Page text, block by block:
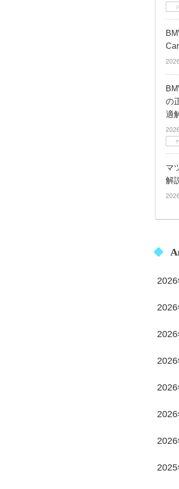
の
適
マ
解
2026
2026
2026
2026
2026
2026
2026
2025